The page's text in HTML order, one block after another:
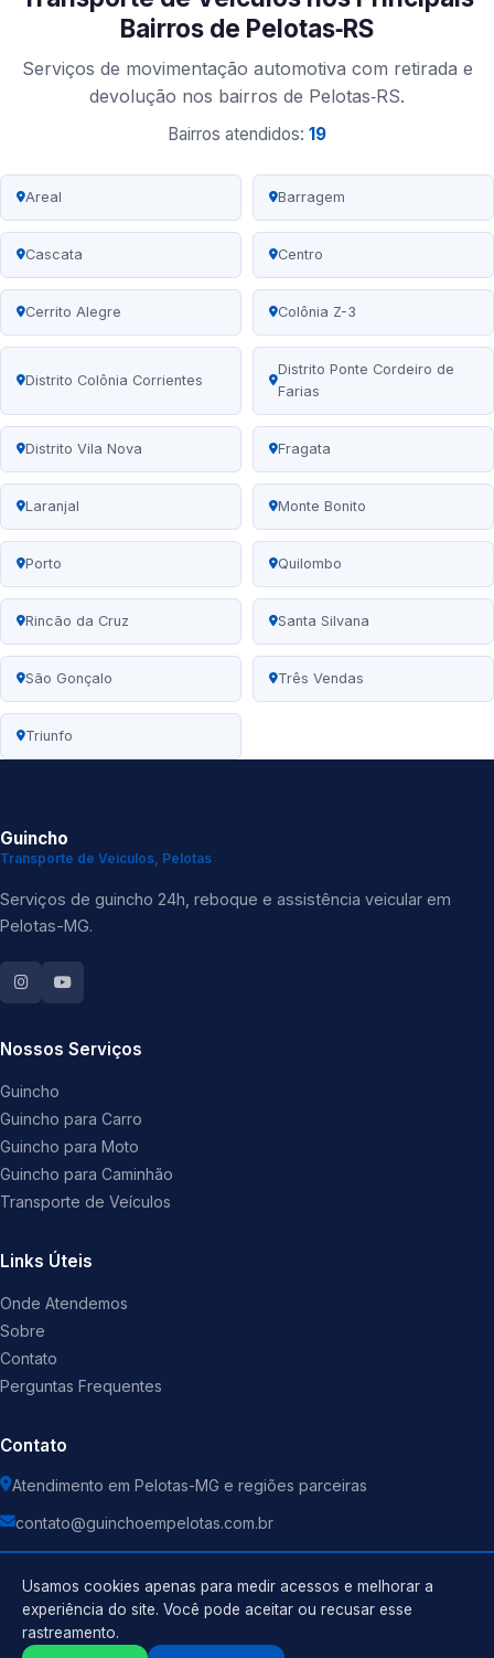
Bairros de Pelotas‑RS
Serviços de movimentação automotiva com retirada e
devolução nos bairros de Pelotas‑RS.
Bairros atendidos: 19
Areal Barragem
Cascata Centro
Cerrito Alegre Colônia Z-3
Distrito Colônia Corrientes
Distrito Ponte Cordeiro de
Farias
Distrito Vila Nova Fragata
Laranjal Monte Bonito
Porto Quilombo
Rincão da Cruz Santa Silvana
São Gonçalo Três Vendas
Triunfo
Guincho
Transporte de Veículos, Pelotas
Serviços de guincho 24h, reboque e assistência veicular em
Pelotas-MG.
Nossos Serviços
Guincho
Guincho para Carro
Guincho para Moto
Guincho para Caminhão
Transporte de Veículos
Links Úteis
Onde Atendemos
Sobre
Contato
Perguntas Frequentes
Contato
Atendimento em Pelotas-MG e regiões parceiras
contato@guinchoempelotas.com.br
Usamos cookies apenas para medir acessos e melhorar a
experiência do site. Você pode aceitar ou recusar esse
rastreamento.